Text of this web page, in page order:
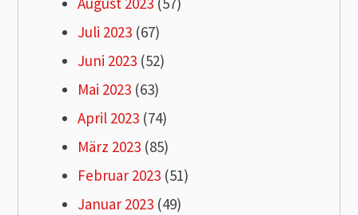
Juli 2023 (67)
Juni 2023 (52)
Mai 2023 (63)
April 2023 (74)
März 2023 (85)
Februar 2023 (51)
Januar 2023 (49)